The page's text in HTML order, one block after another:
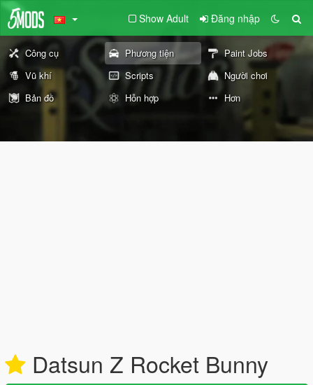
Show Adult Đăng nhập
Công cụ Phương tiện
Paint Jobs
Vũ khí
Scripts
Người chơi
Bản đồ
Hỗn hợp Hơn
Datsun Z Rocket Bunny